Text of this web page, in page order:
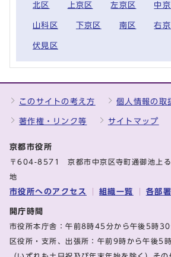
北区 上京区 左京区 中
山科区 下京区 南区 右
伏見区
このサイトの考え方 個人情報の取
著作権・リンク等 サイトマップ
京都市役所
〒604-8571 京都市中京区寺町通御池上
地
市役所へのアクセス 組織一覧 各部
開庁時間
市役所本庁舎：午前8時45分から午後5時
区役所・支所、出張所：午前9時から午後5